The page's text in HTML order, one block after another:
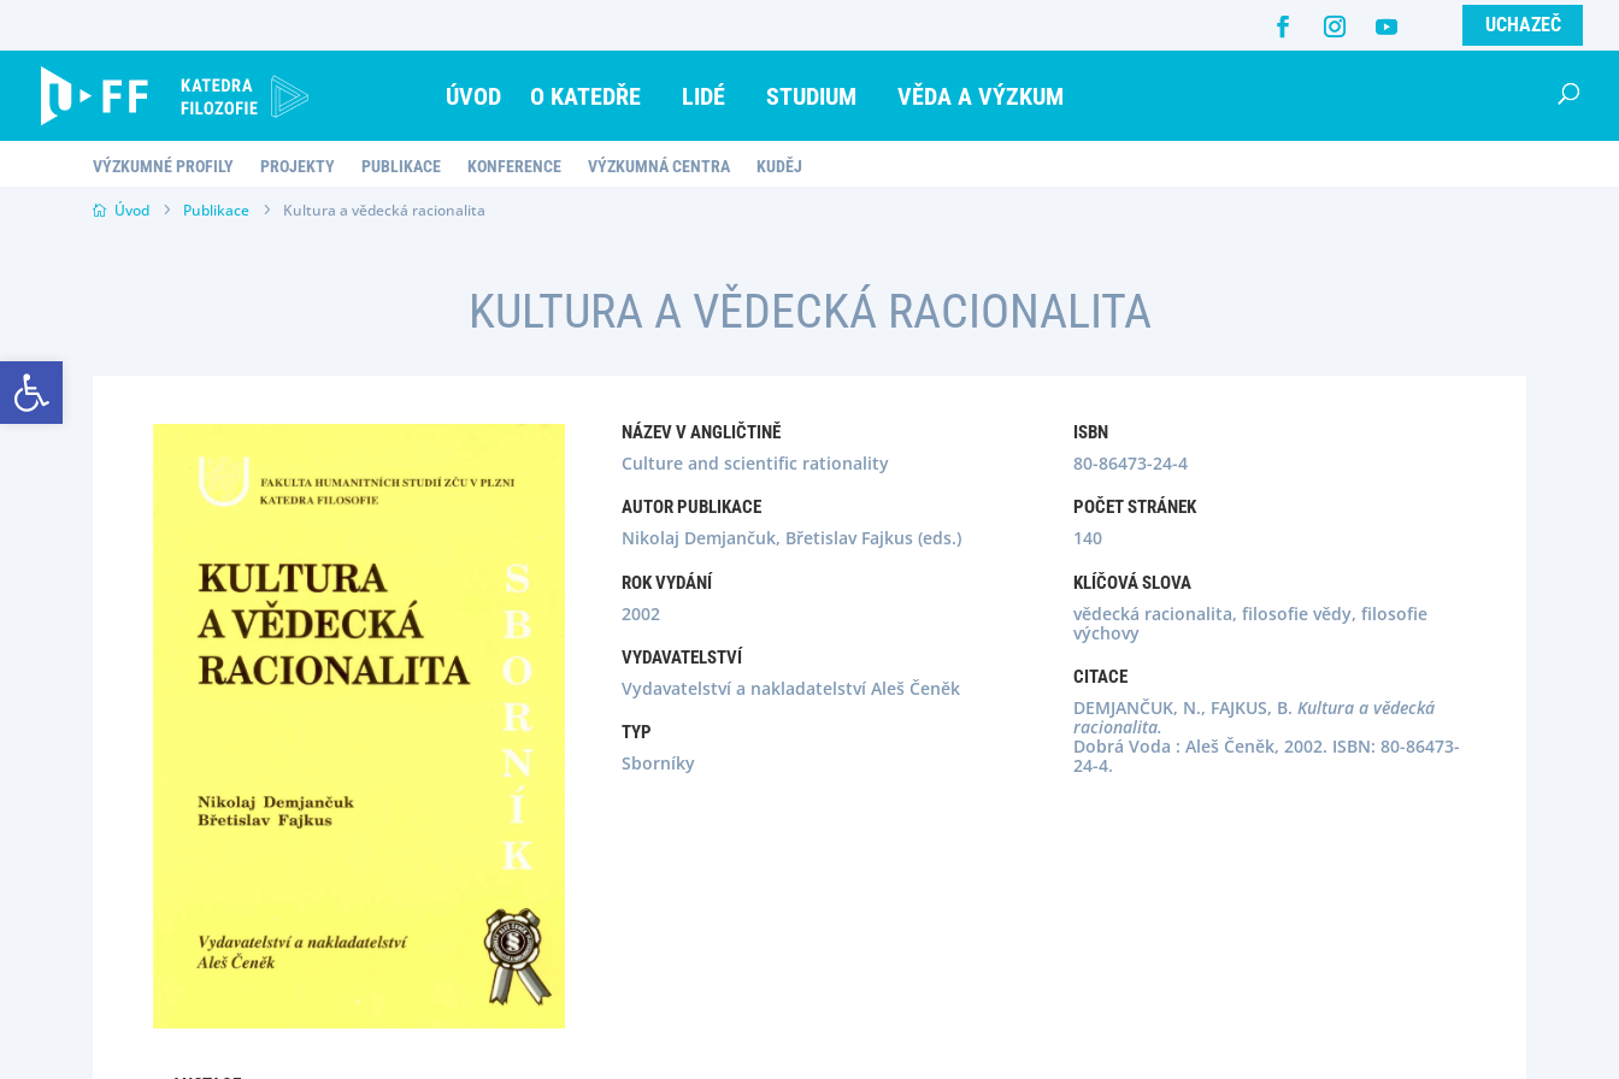
Open toolbar
UCHAZEČ
ÚVOD O KATEDŘE LIDÉ STUDIUM VĚDA A VÝZKUM
VÝZKUMNÉ PROFILY PROJEKTY PUBLIKACE KONFERENCE VÝZKUMNÁ CENTRA KUDĚJ
Úvod Publikace Kultura a vědecká racionalita
KULTURA A VĚDECKÁ RACIONALITA
NÁZEV V ANGLIČTINĚ
Culture and scientific rationality
AUTOR PUBLIKACE
Nikolaj Demjančuk, Břetislav Fajkus (eds.)
ROK VYDÁNÍ
2002
VYDAVATELSTVÍ
Vydavatelství a nakladatelství Aleš Čeněk
TYP
Sborníky
ISBN
80-86473-24-4
POČET STRÁNEK
140
KLÍČOVÁ SLOVA
vědecká racionalita, filosofie vědy, filosofie
výchovy
CITACE
DEMJANČUK, N., FAJKUS, B. Kultura a vědecká
racionalita.
Dobrá Voda : Aleš Čeněk, 2002. ISBN: 80-86473-
24-4.